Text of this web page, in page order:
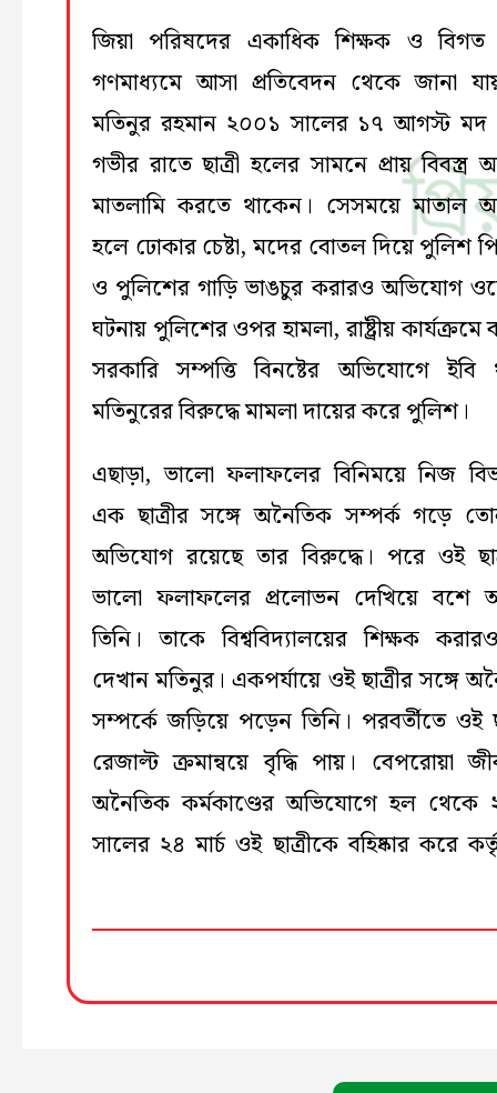
জিয়া পরিষদের একাধিক শিক্ষক ও বিগত
গণমাধ্যমে আসা প্রতিবেদন থেকে জানা
মতিনুর রহমান ২০০১ সালের ১৭ আগস্ট মদ
গভীর রাতে ছাত্রী হলের সামনে প্রায় বিবস্ত্র
মাতলামি করতে থাকেন। সেসময়ে মাতাল
হলে ঢোকার চেষ্টা, মদের বোতল দিয়ে পুলিশ
ও পুলিশের গাড়ি ভাঙচুর করারও অভিযোগ
ঘটনায় পুলিশের ওপর হামলা, রাষ্ট্রীয় কার্যক্রমে
সরকারি সম্পত্তি বিনষ্টের অভিযোগে ইবি
মতিনুরের বিরুদ্ধে মামলা দায়ের করে পুলিশ।
এছাড়া, ভালো ফলাফলের বিনিময়ে নিজ
এক ছাত্রীর সঙ্গে অনৈতিক সম্পর্ক গড়ে
অভিযোগ রয়েছে তার বিরুদ্ধে। পরে ওই
ভালো ফলাফলের প্রলোভন দেখিয়ে বশে
তিনি। তাকে বিশ্ববিদ্যালয়ের শিক্ষক
দেখান মতিনুর। একপর্যায়ে ওই ছাত্রীর সঙ্গে
সম্পর্কে জড়িয়ে পড়েন তিনি। পরবর্তীতে ওই
রেজাল্ট ক্রমান্বয়ে বৃদ্ধি পায়। বেপরোয়া
অনৈতিক কর্মকাণ্ডের অভিযোগে হল থেকে
সালের ২৪ মার্চ ওই ছাত্রীকে বহিষ্কার করে